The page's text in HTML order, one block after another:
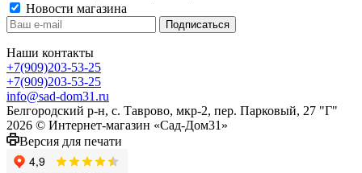
Новости магазина
Наши контакты
+7(909)203-53-25
+7(909)203-53-25
info@sad-dom31.ru
Белгородский р-н, с. Таврово, мкр-2, пер. Парковый, 27 "Г"
2026 © Интернет-магазин «Сад-Дом31»
Версия для печати